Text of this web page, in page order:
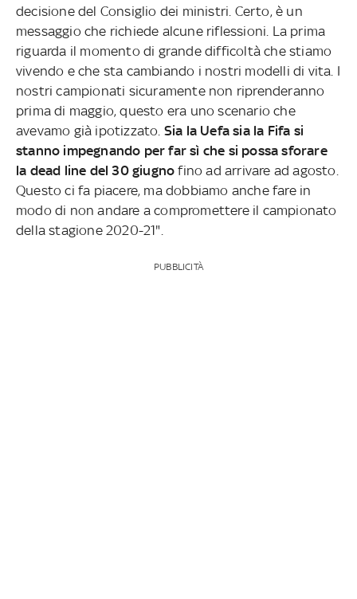
decisione del Consiglio dei ministri. Certo, è un
messaggio che richiede alcune riflessioni. La prima
riguarda il momento di grande difficoltà che stiamo
vivendo e che sta cambiando i nostri modelli di vita. I
nostri campionati sicuramente non riprenderanno
prima di maggio, questo era uno scenario che
avevamo già ipotizzato. Sia la Uefa sia la Fifa si
stanno impegnando per far sì che si possa sforare
la dead line del 30 giugno fino ad arrivare ad agosto.
Questo ci fa piacere, ma dobbiamo anche fare in
modo di non andare a compromettere il campionato
della stagione 2020-21".
PUBBLICITÀ